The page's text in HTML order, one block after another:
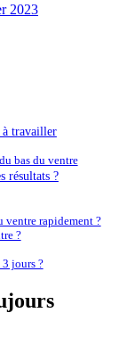
2023
à travailler
bas du ventre
résultats ?
ventre rapidement ?
?
jours ?